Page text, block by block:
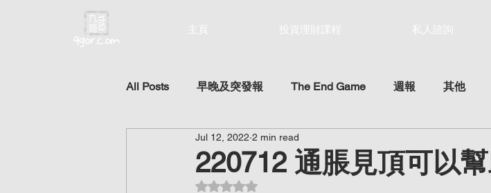
主頁 投資理財課程 私人諮詢
All Posts 早晚及突發報 The End Game 週報 其他
220712 通脹見頂可以
Jul 12, 2022 2 min read
Rated NaN out of 5 stars.